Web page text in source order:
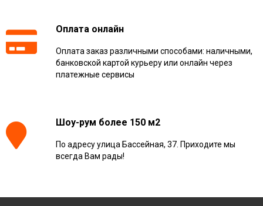
Оплата онлайн
Оплата заказ различными способами: наличными,
банковской картой курьеру или онлайн через
платежные сервисы
Шоу-рум более 150 м2
По адресу улица Бассейная, 37. Приходите мы
всегда Вам рады!